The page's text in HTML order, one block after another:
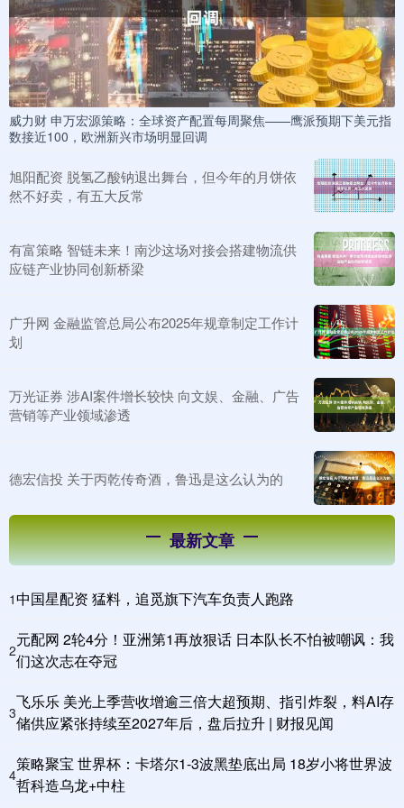
威力财 申万宏源策略：全球资产配置每周聚焦——鹰派预期下美元指
数接近100，欧洲新兴市场明显回调
旭阳配资 脱氢乙酸钠退出舞台，但今年的月饼依
然不好卖，有五大反常
有富策略 智链未来！南沙这场对接会搭建物流供
应链产业协同创新桥梁
广升网 金融监管总局公布2025年规章制定工作计
划
万光证券 涉AI案件增长较快 向文娱、金融、广告
营销等产业领域渗透
德宏信投 关于丙乾传奇酒，鲁迅是这么认为的
最新文章
1中国星配资 猛料，追觅旗下汽车负责人跑路
2
元配网 2轮4分！亚洲第1再放狠话 日本队长不怕被嘲讽：我
们这次志在夺冠
3
飞乐乐 美光上季营收增逾三倍大超预期、指引炸裂，料AI存
储供应紧张持续至2027年后，盘后拉升 | 财报见闻
4
策略聚宝 世界杯：卡塔尔1-3波黑垫底出局 18岁小将世界波
哲科造乌龙+中柱